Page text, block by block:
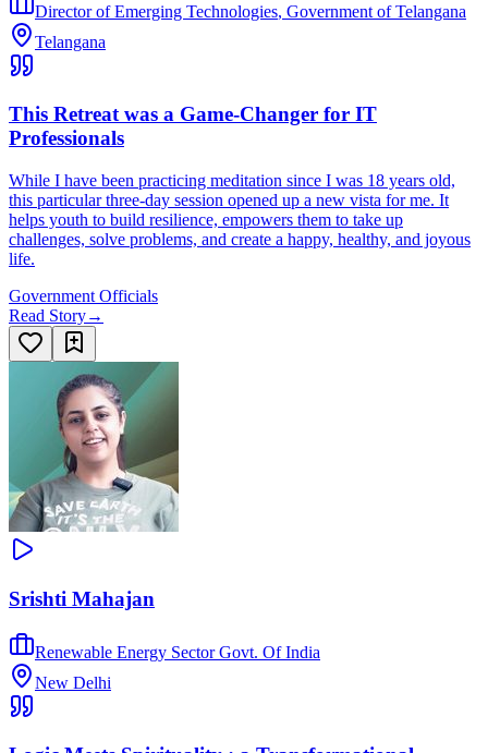
Director of Emerging Technologies, Government of Telangana
Telangana
This Retreat was a Game-Changer for IT
Professionals
While I have been practicing meditation since I was 18 years old,
this particular three-day session opened up a new vista for me. It
helps youth to build resilience, empowers them to take up
challenges, solve problems, and create a happy, healthy, and joyous
life.
Government Officials
Read Story→
Srishti Mahajan
Renewable Energy Sector Govt. Of India
New Delhi